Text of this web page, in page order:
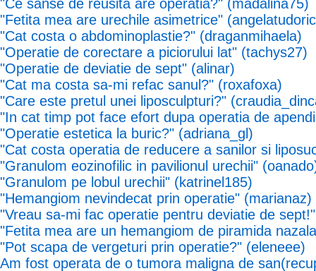
"Ce sanse de reusita are operatia?" (madalina75)
"Fetita mea are urechile asimetrice"
"Cat costa o abdominoplastie?" (draganmihaela)
"Operatie de corectare a piciorului lat" (tachys27)
"Operatie de deviatie de sept" (alinar)
"Cat ma costa sa-mi refac sanul?" (roxafoxa)
"Care este pretul unei liposculpturi?"
"In cat timp pot face efort dupa operatia de
"Operatie estetica la buric?" (adriana_gl)
"Cat costa operatia de reducere a sanilor si
"Granulom eozinofilic in pavilionul urechii"
"Granulom pe lobul urechii" (katrinel185)
"Hemangiom nevindecat prin operatie" (marianaz)
"Vreau sa-mi fac operatie pentru deviatie de
"Fetita mea are un hemangiom de piramida
"Pot scapa de vergeturi prin operatie?" (eleneee)
Am fost operata de o tumora maligna de